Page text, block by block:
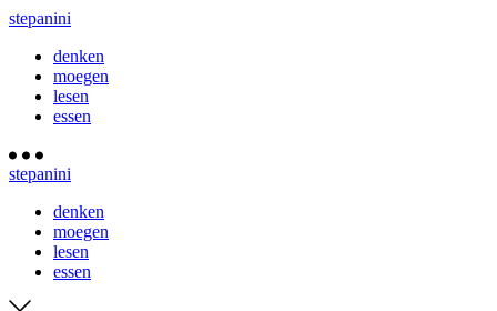
stepanini
denken
moegen
lesen
essen
stepanini
denken
moegen
lesen
essen